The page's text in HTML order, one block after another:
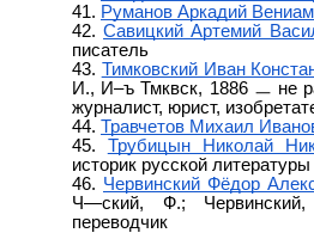
Руманов Аркадий
Савицкий Артемий
писатель
Тимковский Иван
И., И–ъ Тмквск, 1886 ㅡ не
журналист, юрист,
Травчетов Михаил
Трубицын Николай
историк русской литературы
Червинский Фёдор
Ч—ский, Ф.;
переводчик